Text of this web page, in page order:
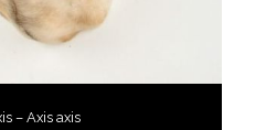
– Axis axis